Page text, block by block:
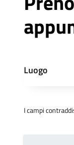
Luogo
I campi